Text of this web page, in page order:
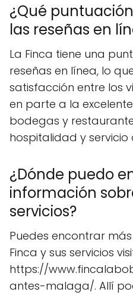
¿Qué
las reseñas en
La Finca tiene una
reseñas en línea, lo
satisfacción entre los
en parte a la
bodegas y
hospitalidad y servicio
¿Dónde puedo
información
servicios?
Puedes encontrar
Finca y sus servicios
https://
antes-malaga/. Allí